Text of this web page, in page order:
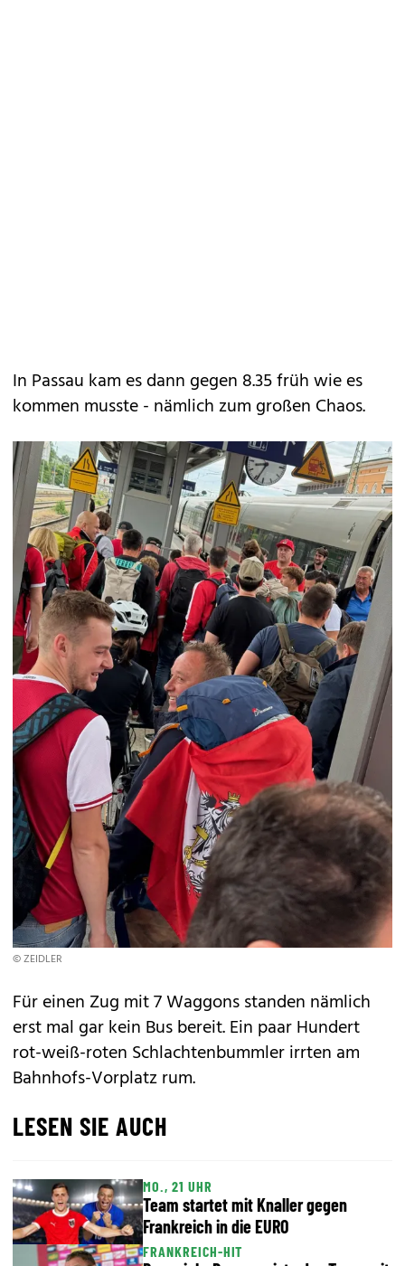
In Passau kam es dann gegen 8.35 früh wie es
kommen musste - nämlich zum großen Chaos.
© ZEIDLER
Für einen Zug mit 7 Waggons standen nämlich
erst mal gar kein Bus bereit. Ein paar Hundert
rot-weiß-roten Schlachtenbummler irrten am
Bahnhofs-Vorplatz rum.
LESEN SIE AUCH
MO., 21 UHR
Team startet mit Knaller gegen
Frankreich in die EURO
FRANKREICH-HIT